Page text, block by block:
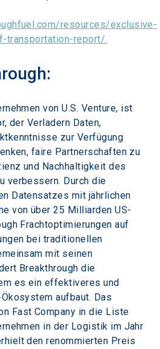
resources/exclusive-
transportation-report/.
von U.S. Venture, ist
der Verladern Daten,
zur Verfügung
faire Partnerschaften zu
und Nachhaltigkeit des
verbessern. Durch die
Datensatzes mit jährlichen
von über 25 Milliarden US-
Frachtoptimierungen auf
bei traditionellen
mit seinen
Breakthrough die
es ein effektiveres und
aufbaut. Das
Fast Company in die Liste
in der Logistik im Jahr
den renommierten Preis